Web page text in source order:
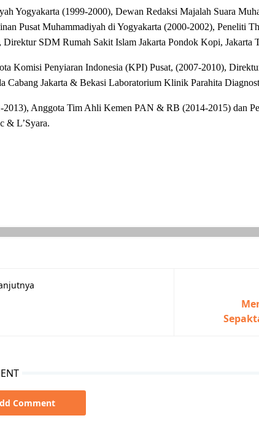
Yogyakarta (1999-2000), Dewan Redaksi Majalah Suara
Pusat Muhammadiyah di Yogyakarta (2000-2002), Peneliti
Direktur SDM Rumah Sakit Islam Jakarta Pondok Kopi, Jakarta
Komisi Penyiaran Indonesia (KPI) Pusat, (2007-2010),
Cabang Jakarta & Bekasi Laboratorium Klinik Parahita
2013), Anggota Tim Ahli Kemen PAN & RB (2014-2015) dan
& L’Syara.
Comment